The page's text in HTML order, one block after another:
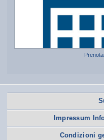
Impressum
Condizioni